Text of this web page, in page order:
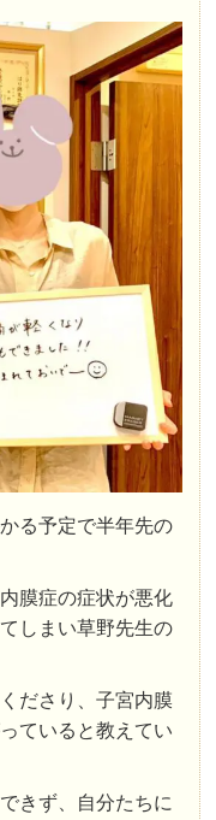
る予定で半年先の
膜症の症状が悪化
しまい草野先生の
ださり、子宮内膜
ていると教えてい
きず、自分たちに